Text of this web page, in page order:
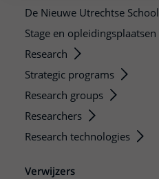
De Nieuwe Utrechtse School
Stage en opleidingsplaatsen
Research
Strategic programs
Research groups
Researchers
Research technologies
Verwijzers